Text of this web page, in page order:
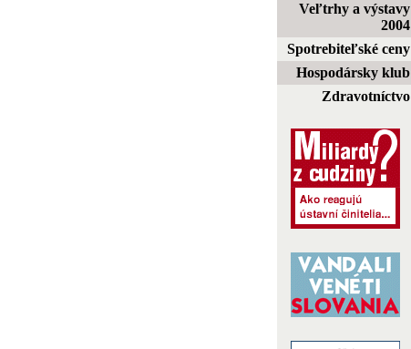
Veľtrhy a výstavy
2004
Spotrebiteľské ceny
Hospodársky klub
Zdravotníctvo